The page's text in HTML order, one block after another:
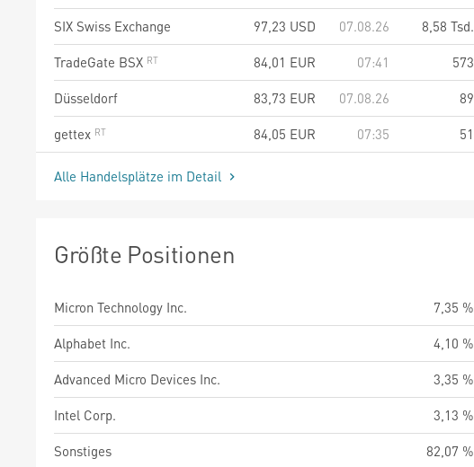
SIX Swiss Exchange
97,23 USD 07.08.26
8,58 Tsd.
TradeGate BSX
84,01 EUR 07:41
573
Düsseldorf
83,73 EUR 07.08.26
89
gettex
84,05 EUR 07:35 51
Alle Handelsplätze im Detail
Größte Positionen
Micron Technology Inc.
7,35 %
Alphabet Inc.
4,10 %
Advanced Micro Devices Inc.
3,35 %
Intel Corp.
3,13 %
Sonstiges
82,07 %